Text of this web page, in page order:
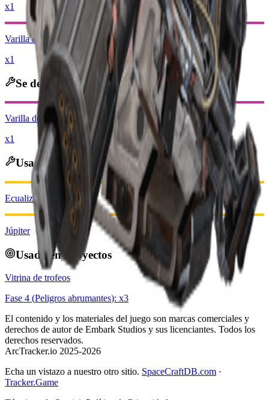
x1
Varilla de energía
x1
Se desguaza en
Varilla de energía
x1
Usado en Fabricación
Ecualizador
Júpiter
Usado en Proyectos
Vitrina de trofeos
Fase 4 (Peligros abrumantes): x3
El contenido y los materiales del juego son marcas comerciales y
derechos de autor de Embark Studios y sus licenciantes. Todos los
derechos reservados.
ArcTracker.io 2025-2026
Echa un vistazo a nuestro otro sitio. SpaceCraftDB.com ·
Tracker.Game